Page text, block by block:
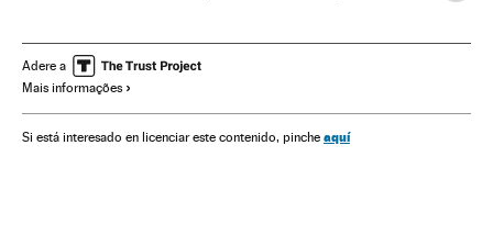
Congresso Nacional Polícia
Força segurança
América Terrorismo Política Justiça
Adere a
Mais informações
Si está interesado en licenciar este contenido, pinche aquí